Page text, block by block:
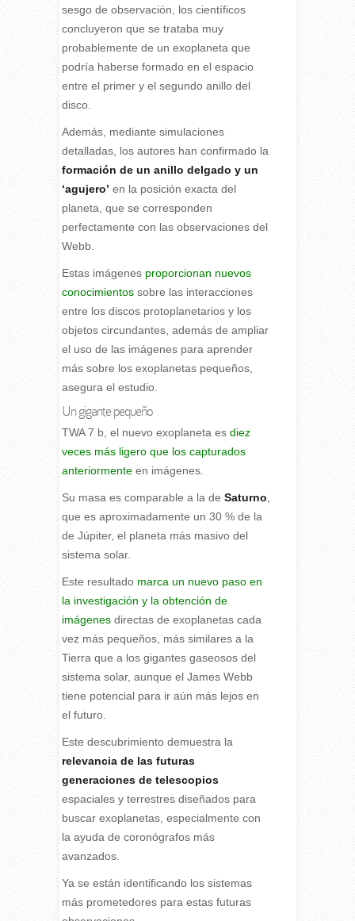
sesgo de observación, los científicos
concluyeron que se trataba muy
probablemente de un exoplaneta que
podría haberse formado en el espacio
entre el primer y el segundo anillo del
disco.
Además, mediante simulaciones
detalladas, los autores han confirmado la
formación de un anillo delgado y un
‘agujero’ en la posición exacta del
planeta, que se corresponden
perfectamente con las observaciones del
Webb.
Estas imágenesproporcionan nuevos
conocimientossobre las interacciones
entre los discos protoplanetarios y los
objetos circundantes, además de ampliar
el uso de las imágenes para aprender
más sobre los exoplanetas pequeños,
asegura el estudio.
Un gigante pequeño
TWA 7 b, el nuevo exoplaneta es diez
veces más ligero que los capturados
anteriormenteen imágenes.
Su masa es comparable a la de Saturno,
que es aproximadamente un 30 % de la
de Júpiter, el planeta más masivo del
sistema solar.
Este resultado marca un nuevo paso en
la investigación y la obtención de
imágenesdirectas de exoplanetas cada
vez más pequeños, más similares a la
Tierra que a los gigantes gaseosos del
sistema solar, aunque el James Webb
tiene potencial para ir aún más lejos en
el futuro.
Este descubrimiento demuestra la
relevancia de las futuras
generaciones de telescopios
espaciales y terrestres diseñados para
buscar exoplanetas, especialmente con
la ayuda de coronógrafos más
avanzados.
Ya se están identificando los sistemas
más prometedores para estas futuras